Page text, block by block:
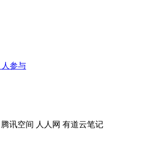
人参与
腾讯空间 人人网 有道云笔记